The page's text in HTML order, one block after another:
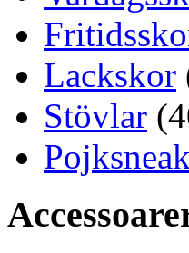
Lackskor
Stövlar